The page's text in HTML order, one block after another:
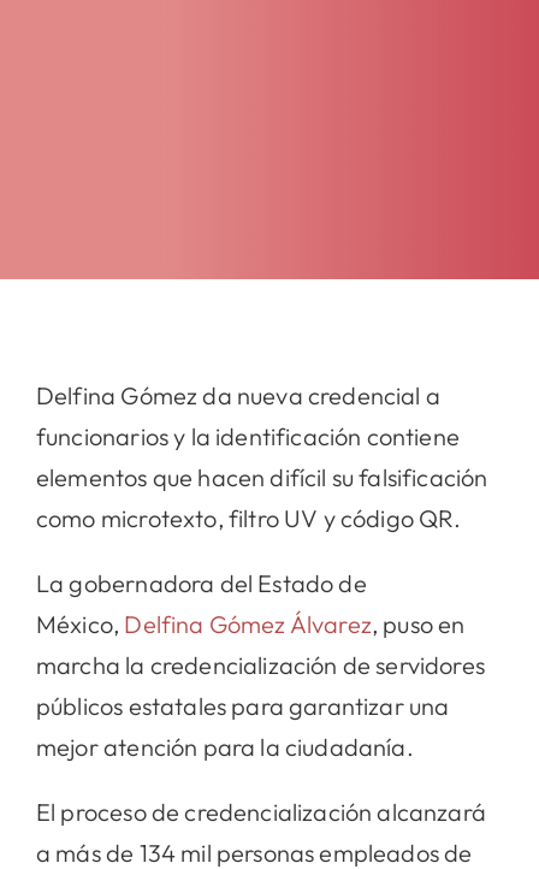
Delfina Gómez da nueva credencial a
funcionarios y la identificación contiene
elementos que hacen difícil su falsificación
como microtexto, filtro UV y código QR.
La gobernadora del Estado de
México, Delfina Gómez Álvarez, puso en
marcha la credencialización de servidores
públicos estatales para garantizar una
mejor atención para la ciudadanía.
El proceso de credencialización alcanzará
a más de 134 mil personas empleados de